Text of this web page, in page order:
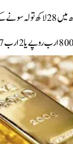
پنجاب میں اٹک کے قریب دریائے